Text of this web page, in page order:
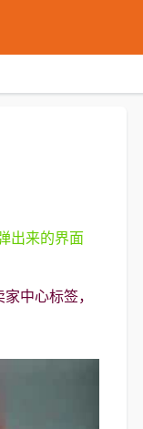
出来的界面
中心标签，